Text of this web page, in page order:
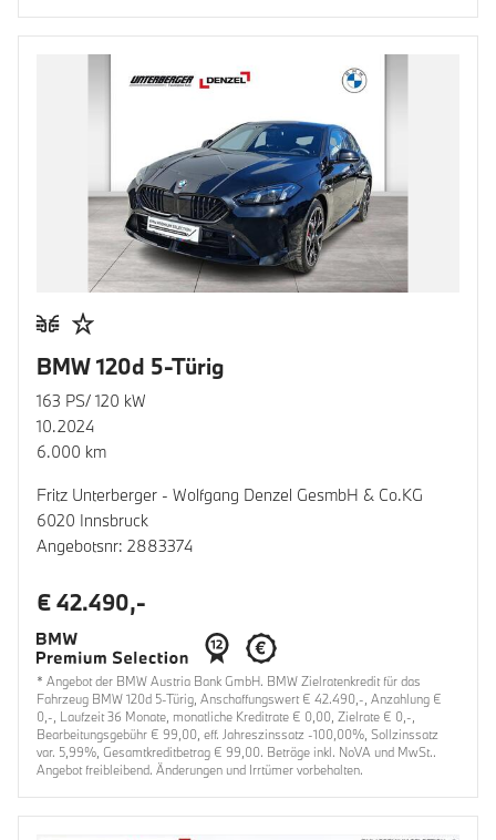
BMW 120d 5-Türig
163 PS/ 120 kW
10.2024
6.000 km
Fritz Unterberger - Wolfgang Denzel GesmbH & Co.KG
6020 Innsbruck
Angebotsnr: 2883374
€ 42.490,-
* Angebot der BMW Austria Bank GmbH. BMW Zielratenkredit für das
Fahrzeug BMW 120d 5-Türig, Anschaffungswert € 42.490,-, Anzahlung €
0,-, Laufzeit 36 Monate, monatliche Kreditrate € 0,00, Zielrate € 0,-,
Bearbeitungsgebühr € 99,00, eff. Jahreszinssatz -100,00%, Sollzinssatz
var. 5,99%, Gesamtkreditbetrag € 99,00. Beträge inkl. NoVA und MwSt..
Angebot freibleibend. Änderungen und Irrtümer vorbehalten.